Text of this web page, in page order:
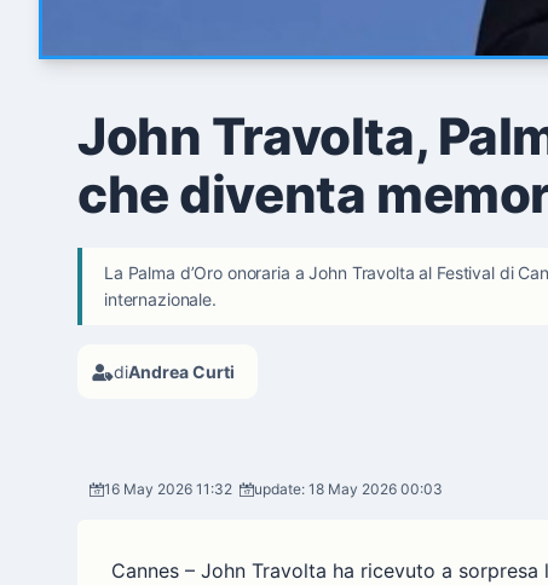
John Travolta,
che diventa
La Palma d’Oro onoraria a John Travolta al Festival di
internazionale.
diAndrea Curti
16 May 2026 11:32 update: 18 May 2026 00:03
Cannes – John Travolta ha ricevuto a sorpresa